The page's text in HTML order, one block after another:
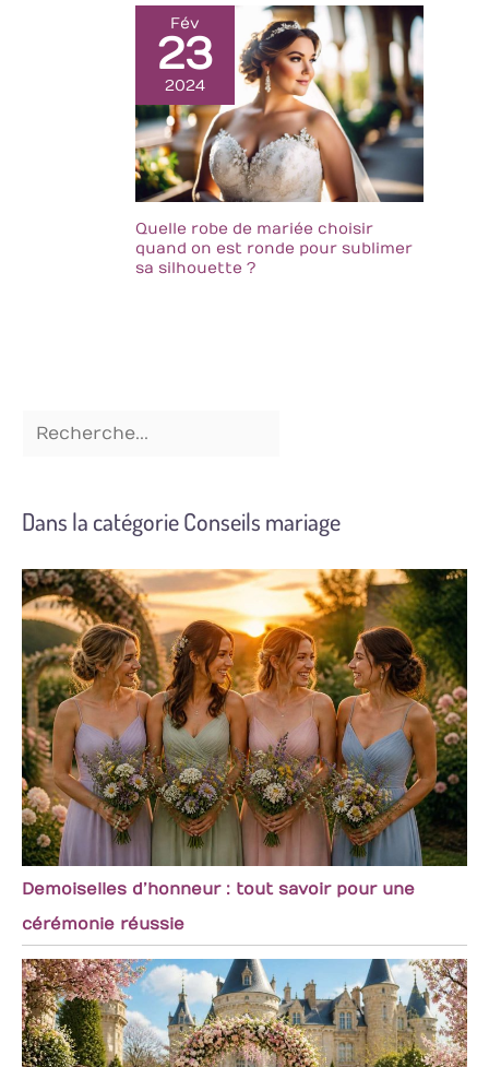
être
confortablement
placée dans la main
et le verrou de
sécurité peut éviter
les blessures
accidentelles, ce qui
est idéal pour une
utilisation continue
sûre et
professionnelle
peuvent répondre à
besoins d'élagage et
vous offrir une
excellente
expérience de
jardinage
Fév
23
2024
Quelle robe de mariée choisir
quand on est ronde pour sublimer
sa silhouette ?
Dans la catégorie Conseils mariage
Demoiselles d’honneur : tout savoir pour une
cérémonie réussie